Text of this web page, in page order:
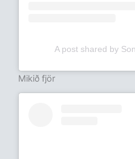
A post shared by
Mikið fjör